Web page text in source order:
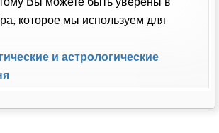
которое мы используем для
и астрологические